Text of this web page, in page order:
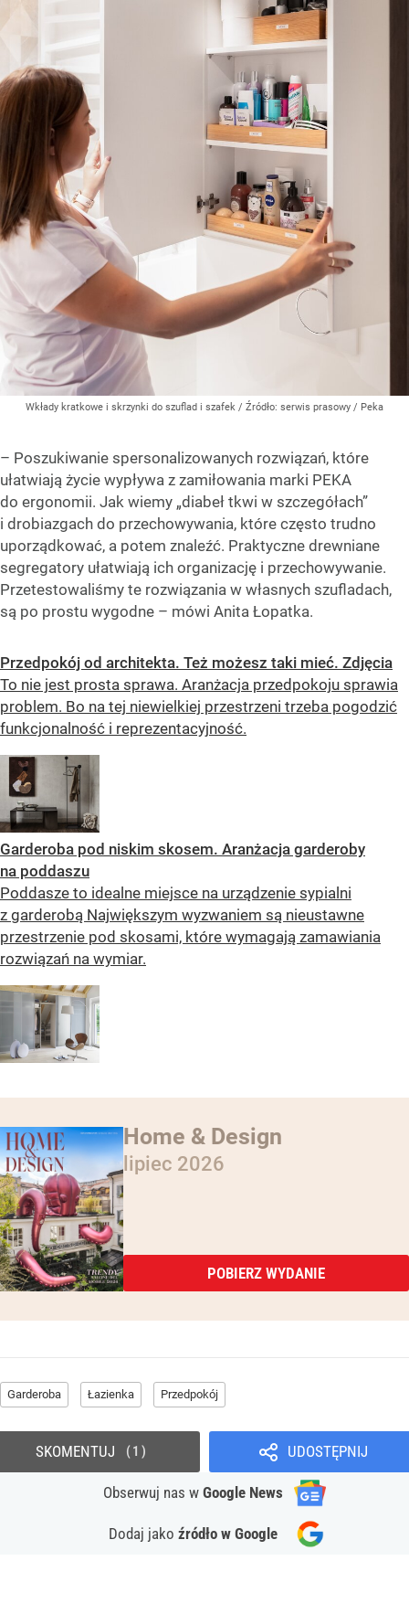
Wkłady kratkowe i skrzynki do szuflad i szafek / Źródło: serwis prasowy / Peka
– Poszukiwanie spersonalizowanych rozwiązań, które
ułatwiają życie wypływa z zamiłowania marki PEKA
do ergonomii. Jak wiemy „diabeł tkwi w szczegółach”
i drobiazgach do przechowywania, które często trudno
uporządkować, a potem znaleźć. Praktyczne drewniane
segregatory ułatwiają ich organizację i przechowywanie.
Przetestowaliśmy te rozwiązania w własnych szufladach,
są po prostu wygodne – mówi Anita Łopatka.
Przedpokój od architekta. Też możesz taki mieć. Zdjęcia
To nie jest prosta sprawa. Aranżacja przedpokoju sprawia
problem. Bo na tej niewielkiej przestrzeni trzeba pogodzić
funkcjonalność i reprezentacyjność.
Garderoba pod niskim skosem. Aranżacja garderoby
na poddaszu
Poddasze to idealne miejsce na urządzenie sypialni
z garderobą Największym wyzwaniem są nieustawne
przestrzenie pod skosami, które wymagają zamawiania
rozwiązań na wymiar.
Home & Design
lipiec 2026
POBIERZ WYDANIE
Garderoba Łazienka Przedpokój
UDOSTĘPNIJ
Obserwuj nas w Google News
Dodaj jako źródło w Google
SKOMENTUJ 1